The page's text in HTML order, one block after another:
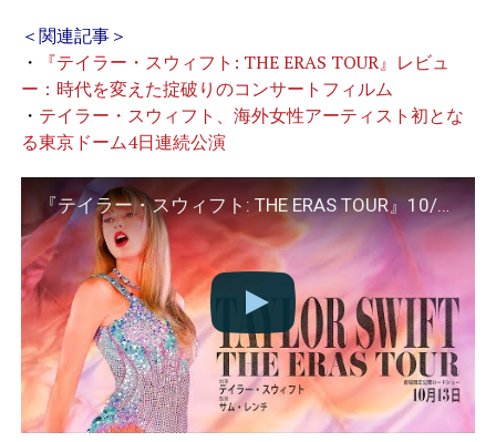
＜関連記事＞
・
『テイラー・スウィフト: THE ERAS TOUR』レビュ
ー：時代を変えた掟破りのコンサートフィルム
・ テイラー・スウィフト、海外女性アーティスト初とな
る東京ドーム4日連続公演
『テイラー・スウィフト: THE ERAS TOUR』10/13（金）映画館にて公開！